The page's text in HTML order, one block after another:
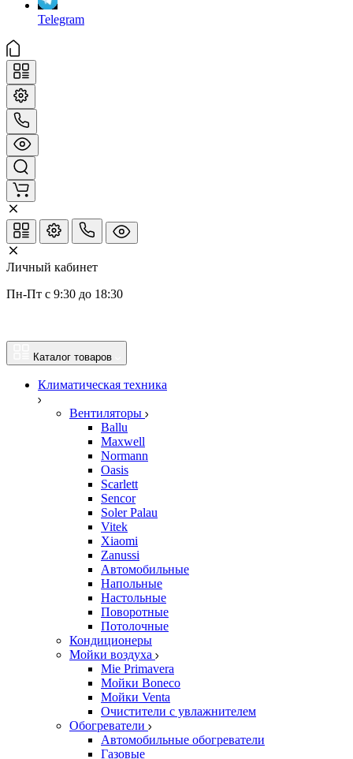
Telegram
Личный кабинет
Пн-Пт с 9:30 до 18:30
Каталог товаров
Климатическая техника
Вентиляторы
Ballu
Maxwell
Normann
Oasis
Scarlett
Sencor
Soler Palau
Vitek
Xiaomi
Zanussi
Автомобильные
Напольные
Настольные
Поворотные
Потолочные
Кондиционеры
Мойки воздуха
Mie Primavera
Мойки Boneco
Мойки Venta
Очистители с увлажнителем
Обогреватели
Автомобильные обогреватели
Газовые